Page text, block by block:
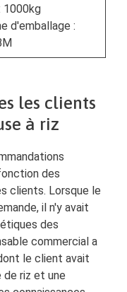
1000kg
d'emballage :
les clients
à riz
des
clients. Lorsque le
il n'y avait
des
commercial a
le client avait
de riz et une